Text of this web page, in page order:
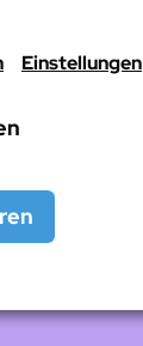
Einstellungen